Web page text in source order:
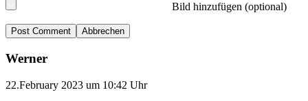
Bild hinzufügen (optional)
Abbrechen
Werner
22.February 2023 um 10:42 Uhr